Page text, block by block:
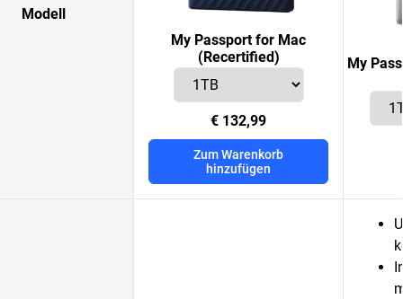
Modell
My Passport for Mac
(Recertified)
€ 132,99
Zum Warenkorb
hinzufügen
My